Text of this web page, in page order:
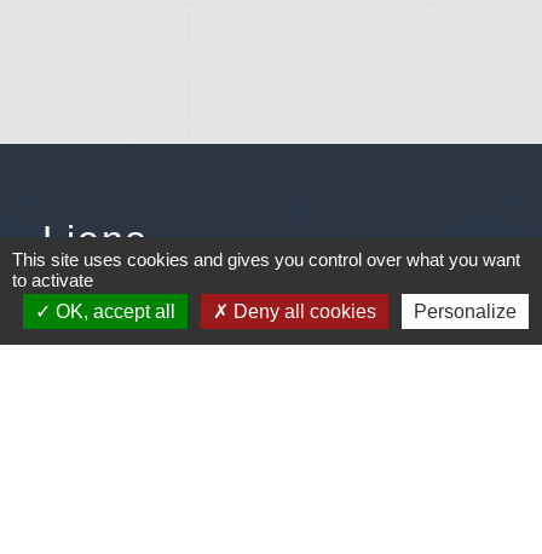
Liens
Météo
Ouest France
This site uses cookies and gives you control over what you want
to activate
OK, accept all
Deny all cookies Personalize